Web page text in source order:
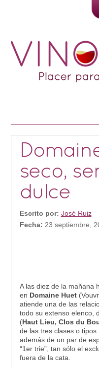
seco,
dulce
Escrito por: José Ruiz
Fecha: 23 septiembre,
A las diez de la mañana
en Domaine Huet
atiende una de las
todo su extenso elenco,
(Haut Lieu, Clos du
de las tres clases o tipos
además de un par de
“1er trie”, tan sólo el
fuera de la cata.